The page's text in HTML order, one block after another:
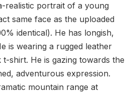
realistic portrait of a young
same face as the uploaded
identical). He has longish,
is wearing a rugged leather
shirt. He is gazing towards the
adventurous expression.
mountain range at